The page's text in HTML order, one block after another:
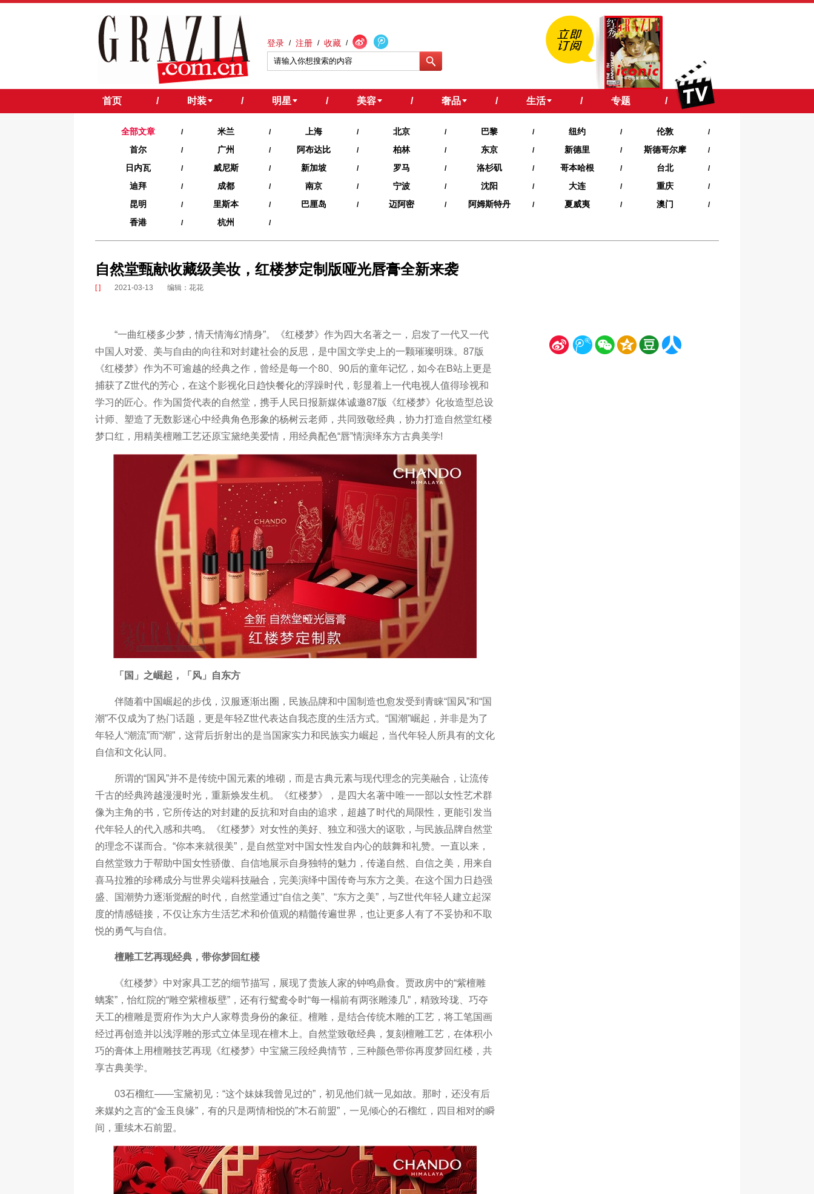
登录 / 注册 / 收藏 /
首页 / 时装 / 明星 / 美容 / 奢品 / 生活 / 专题 /
全部文章 / 米兰 / 上海 / 北京 / 巴黎 / 纽约 / 伦敦 /
首尔 / 广州 / 阿布达比 / 柏林 / 东京 / 新德里 / 斯德哥尔摩 /
日内瓦 / 威尼斯 / 新加坡 / 罗马 / 洛杉矶 / 哥本哈根 / 台北 /
迪拜 / 成都 / 南京 / 宁波 / 沈阳 / 大连 / 重庆 /
昆明 / 里斯本 / 巴厘岛 / 迈阿密 / 阿姆斯特丹 / 夏威夷‍ / 澳门 /
香港 / 杭州 /
自然堂甄献收藏级美妆，红楼梦定制版哑光唇膏全新来袭
[ ] 2021-03-13 编辑：花花
“一曲红楼多少梦，情天情海幻情身”。《红楼梦》作为四大名著之一，启发了一代又一代
中国人对爱、美与自由的向往和对封建社会的反思，是中国文学史上的一颗璀璨明珠。87版
《红楼梦》作为不可逾越的经典之作，曾经是每一个80、90后的童年记忆，如今在B站上更是
捕获了Z世代的芳心，在这个影视化日趋快餐化的浮躁时代，彰显着上一代电视人值得珍视和
学习的匠心。作为国货代表的自然堂，携手人民日报新媒体诚邀87版《红楼梦》化妆造型总设
计师、塑造了无数影迷心中经典角色形象的杨树云老师，共同致敬经典，协力打造自然堂红楼
梦口红，用精美檀雕工艺还原宝黛绝美爱情，用经典配色“唇”情演绎东方古典美学!
「国」之崛起，「风」自东方
伴随着中国崛起的步伐，汉服逐渐出圈，民族品牌和中国制造也愈发受到青睐“国风”和“国
潮”不仅成为了热门话题，更是年轻Z世代表达自我态度的生活方式。“国潮”崛起，并非是为了
年轻人“潮流”而“潮”，这背后折射出的是当国家实力和民族实力崛起，当代年轻人所具有的文化
自信和文化认同。
所谓的“国风”并不是传统中国元素的堆砌，而是古典元素与现代理念的完美融合，让流传
千古的经典跨越漫漫时光，重新焕发生机。《红楼梦》，是四大名著中唯一一部以女性艺术群
像为主角的书，它所传达的对封建的反抗和对自由的追求，超越了时代的局限性，更能引发当
代年轻人的代入感和共鸣。《红楼梦》对女性的美好、独立和强大的讴歌，与民族品牌自然堂
的理念不谋而合。“你本来就很美”，是自然堂对中国女性发自内心的鼓舞和礼赞。一直以来，
自然堂致力于帮助中国女性骄傲、自信地展示自身独特的魅力，传递自然、自信之美，用来自
喜马拉雅的珍稀成分与世界尖端科技融合，完美演绎中国传奇与东方之美。在这个国力日趋强
盛、国潮势力逐渐觉醒的时代，自然堂通过“自信之美”、“东方之美”，与Z世代年轻人建立起深
度的情感链接，不仅让东方生活艺术和价值观的精髓传遍世界，也让更多人有了不妥协和不取
悦的勇气与自信。
檀雕工艺再现经典，带你梦回红楼
《红楼梦》中对家具工艺的细节描写，展现了贵族人家的钟鸣鼎食。贾政房中的“紫檀雕
螭案”，怡红院的“雕空紫檀板壁”，还有行鸳鸯令时“每一榻前有两张雕漆几”，精致玲珑、巧夺
天工的檀雕是贾府作为大户人家尊贵身份的象征。檀雕，是结合传统木雕的工艺，将工笔国画
经过再创造并以浅浮雕的形式立体呈现在檀木上。自然堂致敬经典，复刻檀雕工艺，在体积小
巧的膏体上用檀雕技艺再现《红楼梦》中宝黛三段经典情节，三种颜色带你再度梦回红楼，共
享古典美学。
03石榴红——宝黛初见：“这个妹妹我曾见过的”，初见他们就一见如故。那时，还没有后
来媒妁之言的“金玉良缘”，有的只是两情相悦的”木石前盟”，一见倾心的石榴红，四目相对的瞬
间，重续木石前盟。
新 腾 微 空 豆